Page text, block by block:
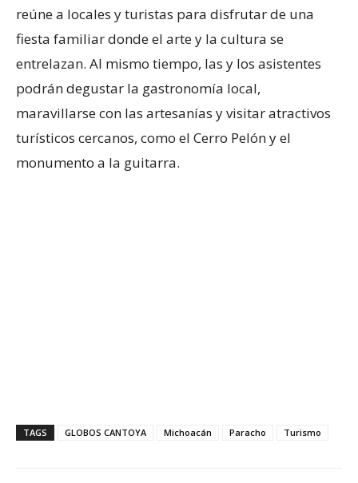
reúne a locales y turistas para disfrutar de una
fiesta familiar donde el arte y la cultura se
entrelazan. Al mismo tiempo, las y los asistentes
podrán degustar la gastronomía local,
maravillarse con las artesanías y visitar atractivos
turísticos cercanos, como el Cerro Pelón y el
monumento a la guitarra.
TAGS GLOBOS CANTOYA Michoacán Paracho Turismo